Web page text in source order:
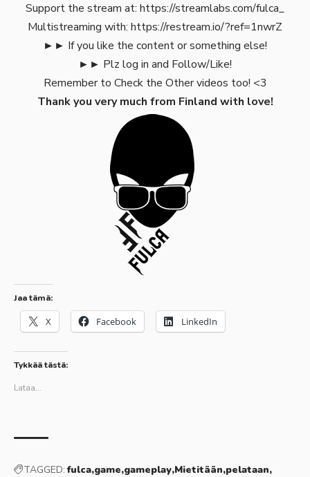
Support the stream at: https://streamlabs.com/fulca_
Multistreaming with: https://restream.io/?ref=1nwrZ
►► If you like the content or something else!
►► Plz log in and Follow/Like!
Remember to Check the Other videos too! <3
Thank you very much from Finland with love!
Jaa tämä:
X Facebook LinkedIn
Tykkää tästä:
Lataa...
TAGGED: fulca game gameplay Mietitään pelataan